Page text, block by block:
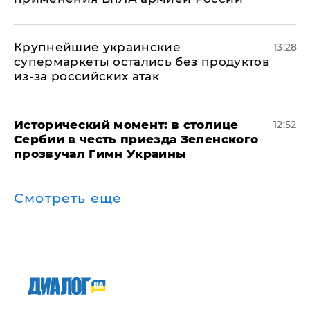
Крупнейшие украинские
супермаркеты остались без продуктов
из-за российских атак
13:28
Исторический момент: в столице
Сербии в честь приезда Зеленского
прозвучал Гимн Украины
12:52
Смотреть ещё